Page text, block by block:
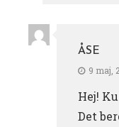
ÅSE
9 maj,
Hej!
Det